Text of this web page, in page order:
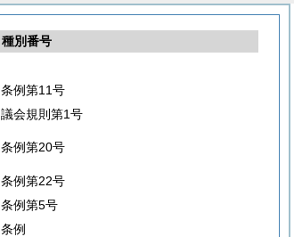
種別番号
条例第11号
議会規則第1号
条例第20号
条例第22号
条例第5号
条例